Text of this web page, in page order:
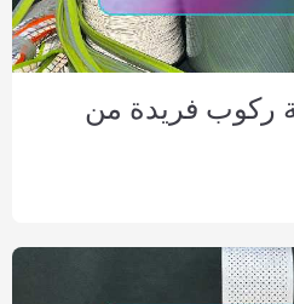
ركوب فريدة من